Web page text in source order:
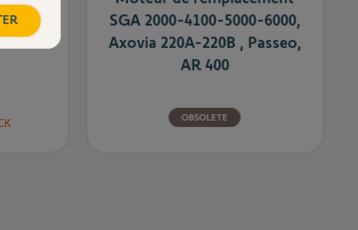
SGA 2000-4100-5000-6000,
Axovia 220A-220B , Passeo,
AR 400
OBSOLETE